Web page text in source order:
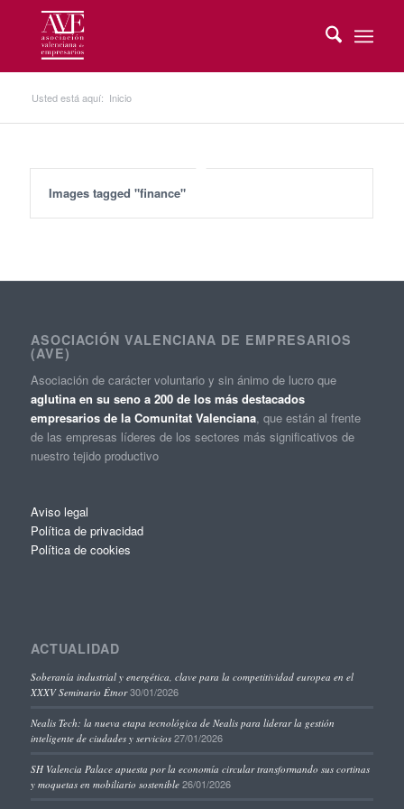
Usted está aquí: Inicio
Images tagged "finance"
ASOCIACIÓN VALENCIANA DE EMPRESARIOS
(AVE)
Asociación de carácter voluntario y sin ánimo de lucro que
aglutina en su seno a 200 de los más destacados
empresarios de la Comunitat Valenciana, que están al frente
de las empresas líderes de los sectores más significativos de
nuestro tejido productivo
Aviso legal
Política de privacidad
Política de cookies
ACTUALIDAD
Soberanía industrial y energética, clave para la competitividad europea en el
XXXV Seminario Étnor 30/01/2026
Nealis Tech: la nueva etapa tecnológica de Nealis para liderar la gestión
inteligente de ciudades y servicios 27/01/2026
SH Valencia Palace apuesta por la economía circular transformando sus cortinas
y moquetas en mobiliario sostenible 26/01/2026